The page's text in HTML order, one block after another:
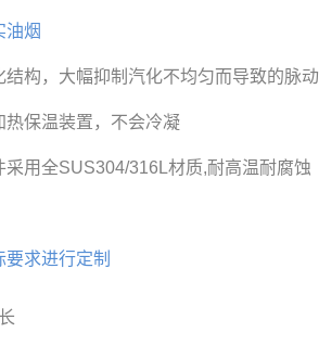
油烟
结构，大幅抑制汽化不均匀而导致的脉动
热保温装置，不会冷凝
采用全SUS304/316L材质,耐高温耐腐蚀
求进行定制